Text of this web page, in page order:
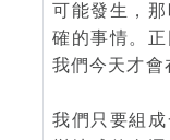
可能發生，
確的事情。
我們今天才會
我們只要組